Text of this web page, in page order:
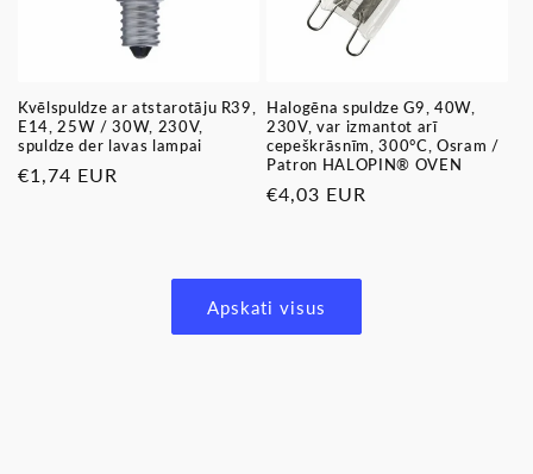
Kvēlspuldze ar atstarotāju R39,
E14, 25W / 30W, 230V,
spuldze der lavas lampai
Parastā
€1,74 EUR
Halogēna spuldze G9, 40W,
230V, var izmantot arī
cepeškrāsnīm, 300°C, Osram /
Patron HALOPIN® OVEN
Parastā
€4,03 EUR
Apskati visus